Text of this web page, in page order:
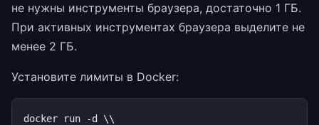
не нужны инструменты браузера, достаточно 1 ГБ.
При активных инструментах браузера выделите не
менее 2 ГБ.
Установите лимиты в Docker:
docker run -d
\\